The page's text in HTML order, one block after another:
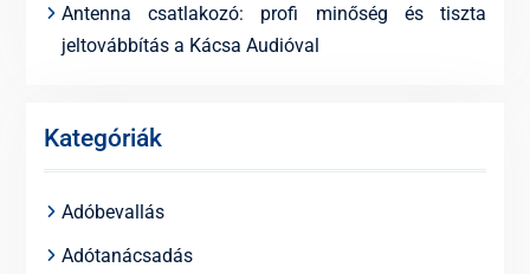
Antenna csatlakozó: profi minőség és tiszta
jeltovábbítás a Kácsa Audióval
Kategóriák
Adóbevallás
Adótanácsadás